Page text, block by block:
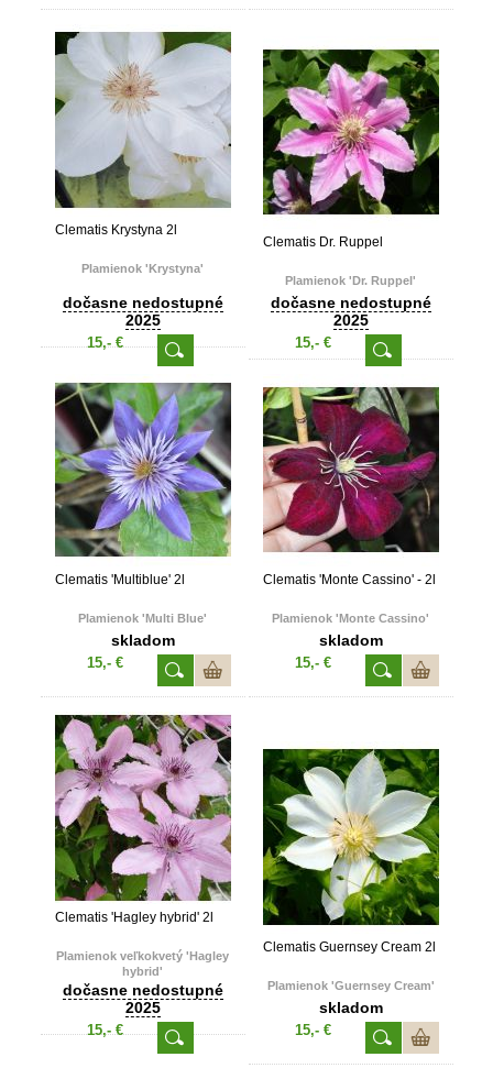
Clematis Krystyna 2l
Plamienok 'Krystyna'
dočasne nedostupné
2025
15,- €
Clematis Dr. Ruppel
Plamienok 'Dr. Ruppel'
dočasne nedostupné
2025
15,- €
Clematis 'Multiblue' 2l
Plamienok 'Multi Blue'
skladom
15,- €
Clematis 'Monte Cassino' - 2l
Plamienok 'Monte Cassino'
skladom
15,- €
Clematis 'Hagley hybrid' 2l
Plamienok veľkokvetý 'Hagley
hybrid'
dočasne nedostupné
2025
15,- €
Clematis Guernsey Cream 2l
Plamienok 'Guernsey Cream'
skladom
15,- €